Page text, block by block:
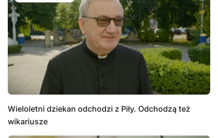
Wieloletni dziekan odchodzi z Piły. Odchodzą też
wikariusze